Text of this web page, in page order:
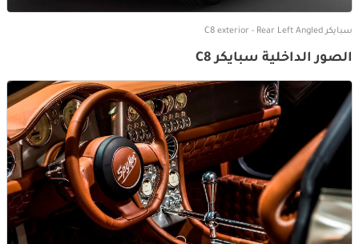
سبايكر C8 exterior - Rear Left Angled
الصور الداخلية سبايكر C8